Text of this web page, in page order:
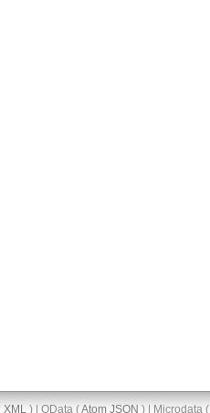
XML) | OData (Atom JSON ) | Microdata (